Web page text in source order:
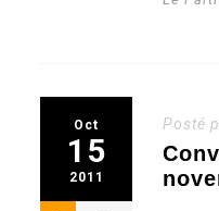
Oct
15
2011
Posté